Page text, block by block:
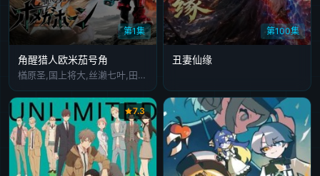
第1集
角醒猎人欧米茄号角
楢原圣,国上将大,丝濑七叶,田鹤翔吾,小西咏斗,光宗薰,桜庭大翔,三浦舞华,加藤清史郎,长田光平,潘惠美
第100集
丑妻仙缘
7.3